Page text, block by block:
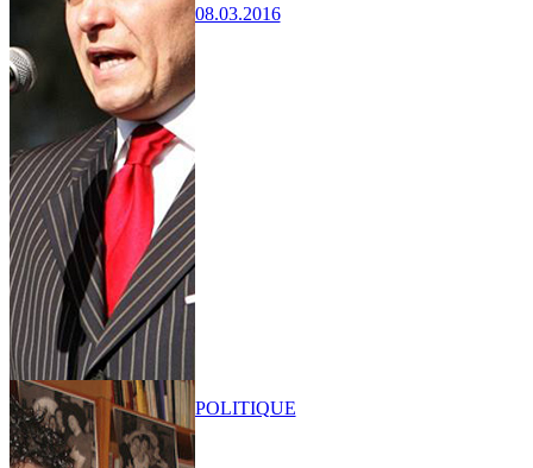
08.03.2016
POLITIQUE